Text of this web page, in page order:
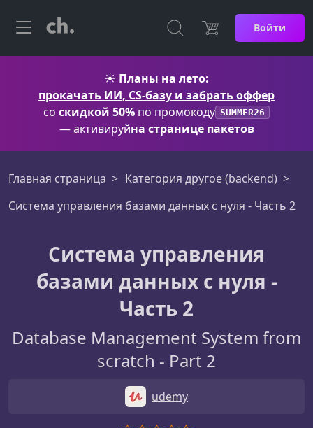
Войти
☀️ Планы на лето:
прокачать ИИ, CS-базу и забрать оффер
со скидкой 50% по промокоду SUMMER26
— активируйна странице пакетов
Главная страница
Категория другое (backend)
Система управления базами данных с нуля - Часть 2
Система управления
базами данных с нуля -
Часть 2
Database Management System from
scratch - Part 2
udemy